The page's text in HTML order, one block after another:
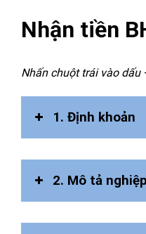
Nhận tiền
Nhấn chuột trái vào dấu
1. Định khoản
2. Mô tả